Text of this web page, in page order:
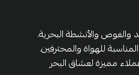
والأنشطة البحرية.
للهواة والمحترفين.
مميزة لعشاق البحر